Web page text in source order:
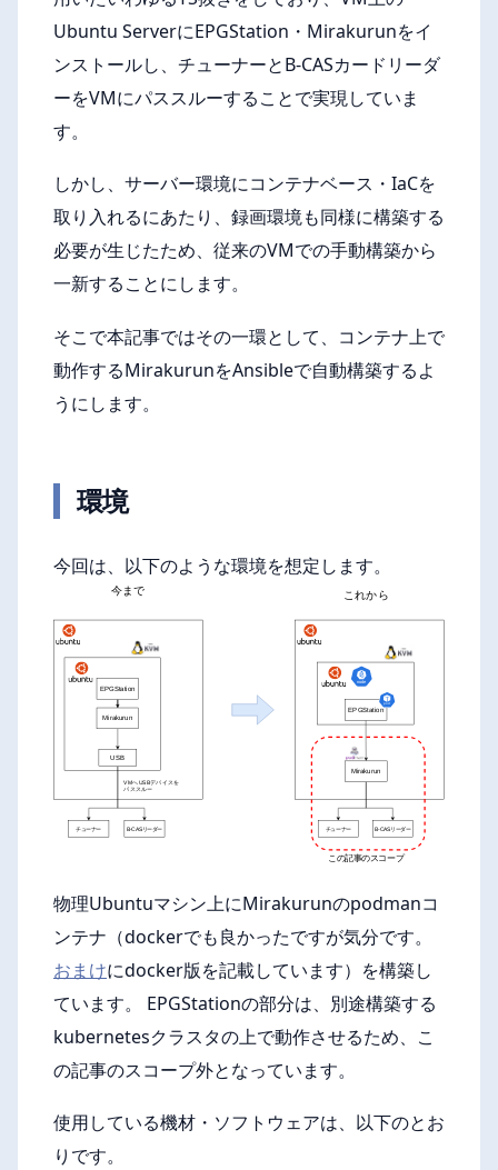
Ubuntu ServerにEPGStation・Mirakurunをイ
ンストールし、チューナーとB-CASカードリーダ
ーをVMにパススルーすることで実現していま
す。
しかし、サーバー環境にコンテナベース・IaCを
取り入れるにあたり、録画環境も同様に構築する
必要が生じたため、従来のVMでの手動構築から
一新することにします。
そこで本記事ではその一環として、コンテナ上で
動作するMirakurunをAnsibleで自動構築するよ
うにします。
環境
今回は、以下のような環境を想定します。
物理Ubuntuマシン上にMirakurunのpodmanコ
ンテナ（dockerでも良かったですが気分です。
おまけにdocker版を記載しています）を構築し
ています。 EPGStationの部分は、別途構築する
kubernetesクラスタの上で動作させるため、こ
の記事のスコープ外となっています。
使用している機材・ソフトウェアは、以下のとお
りです。